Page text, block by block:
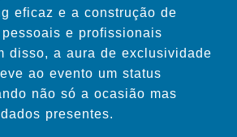
eficaz e a construção de
e profissionais
disso, a aura de exclusividade
ao evento um status
não só a ocasião mas
presentes.